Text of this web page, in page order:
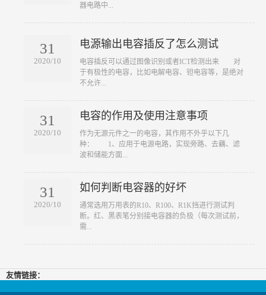
器电路中...
31
2020/10
电源输出电容插反了怎么测试
​电容插反可以通过图像识别或者ICT检测出来 对
于有极性的电容，比如电解电容、钽电容等，是绝对
不允许...
31
2020/10
电容的作用及使用注意事项
​作为无源元件之一的电容，其作用不外乎以下几
种： 1、应用于电源电路，实现旁路、去藕、滤
波和储能方面...
31
2020/10
如何判断电容器的好坏
​通常选用万用表的R10、R100、R1K挡进行测试判
断。红、黑表笔分别接电容器的负极（每次测试前，
需...
友情链接：